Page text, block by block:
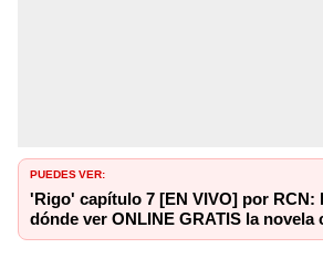
PUEDES VER:
'Rigo' capítulo 7 [EN VIVO] por RCN:
dónde ver ONLINE GRATIS la novela